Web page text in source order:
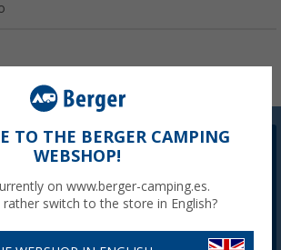
Berger
Arreglaremos el problema lo antes
TO THE BERGER CAMPING
WEBSHOP!
on www.berger-camping.es.
switch to the store in English?